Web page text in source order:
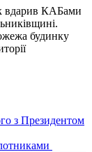
вдарив КАБами
будинку
з Президентом